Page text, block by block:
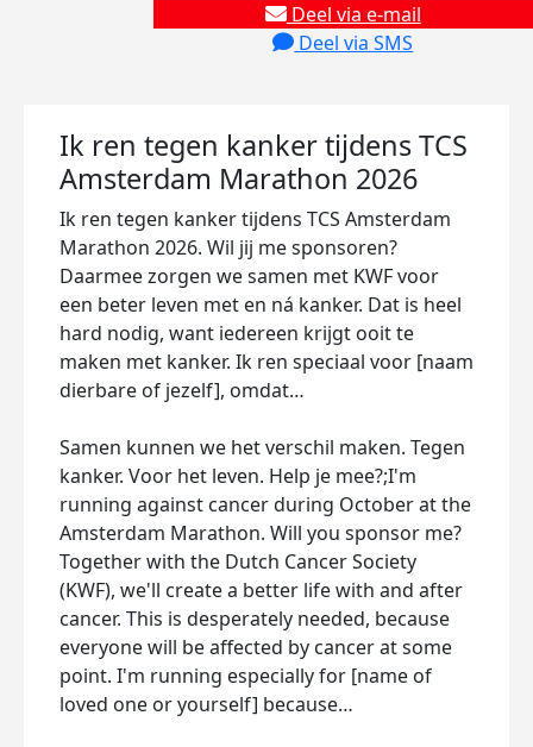
Deel via e-mail
Deel via SMS
Ik ren tegen kanker tijdens TCS
Amsterdam Marathon 2026
Ik ren tegen kanker tijdens TCS Amsterdam
Marathon 2026. Wil jij me sponsoren?
Daarmee zorgen we samen met KWF voor
een beter leven met en ná kanker. Dat is heel
hard nodig, want iedereen krijgt ooit te
maken met kanker. Ik ren speciaal voor [naam
dierbare of jezelf], omdat…
Samen kunnen we het verschil maken. Tegen
kanker. Voor het leven. Help je mee?;I'm
running against cancer during October at the
Amsterdam Marathon. Will you sponsor me?
Together with the Dutch Cancer Society
(KWF), we'll create a better life with and after
cancer. This is desperately needed, because
everyone will be affected by cancer at some
point. I'm running especially for [name of
loved one or yourself] because…